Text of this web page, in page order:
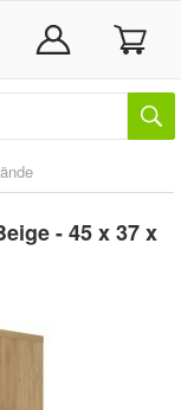
- 45 x 37 x